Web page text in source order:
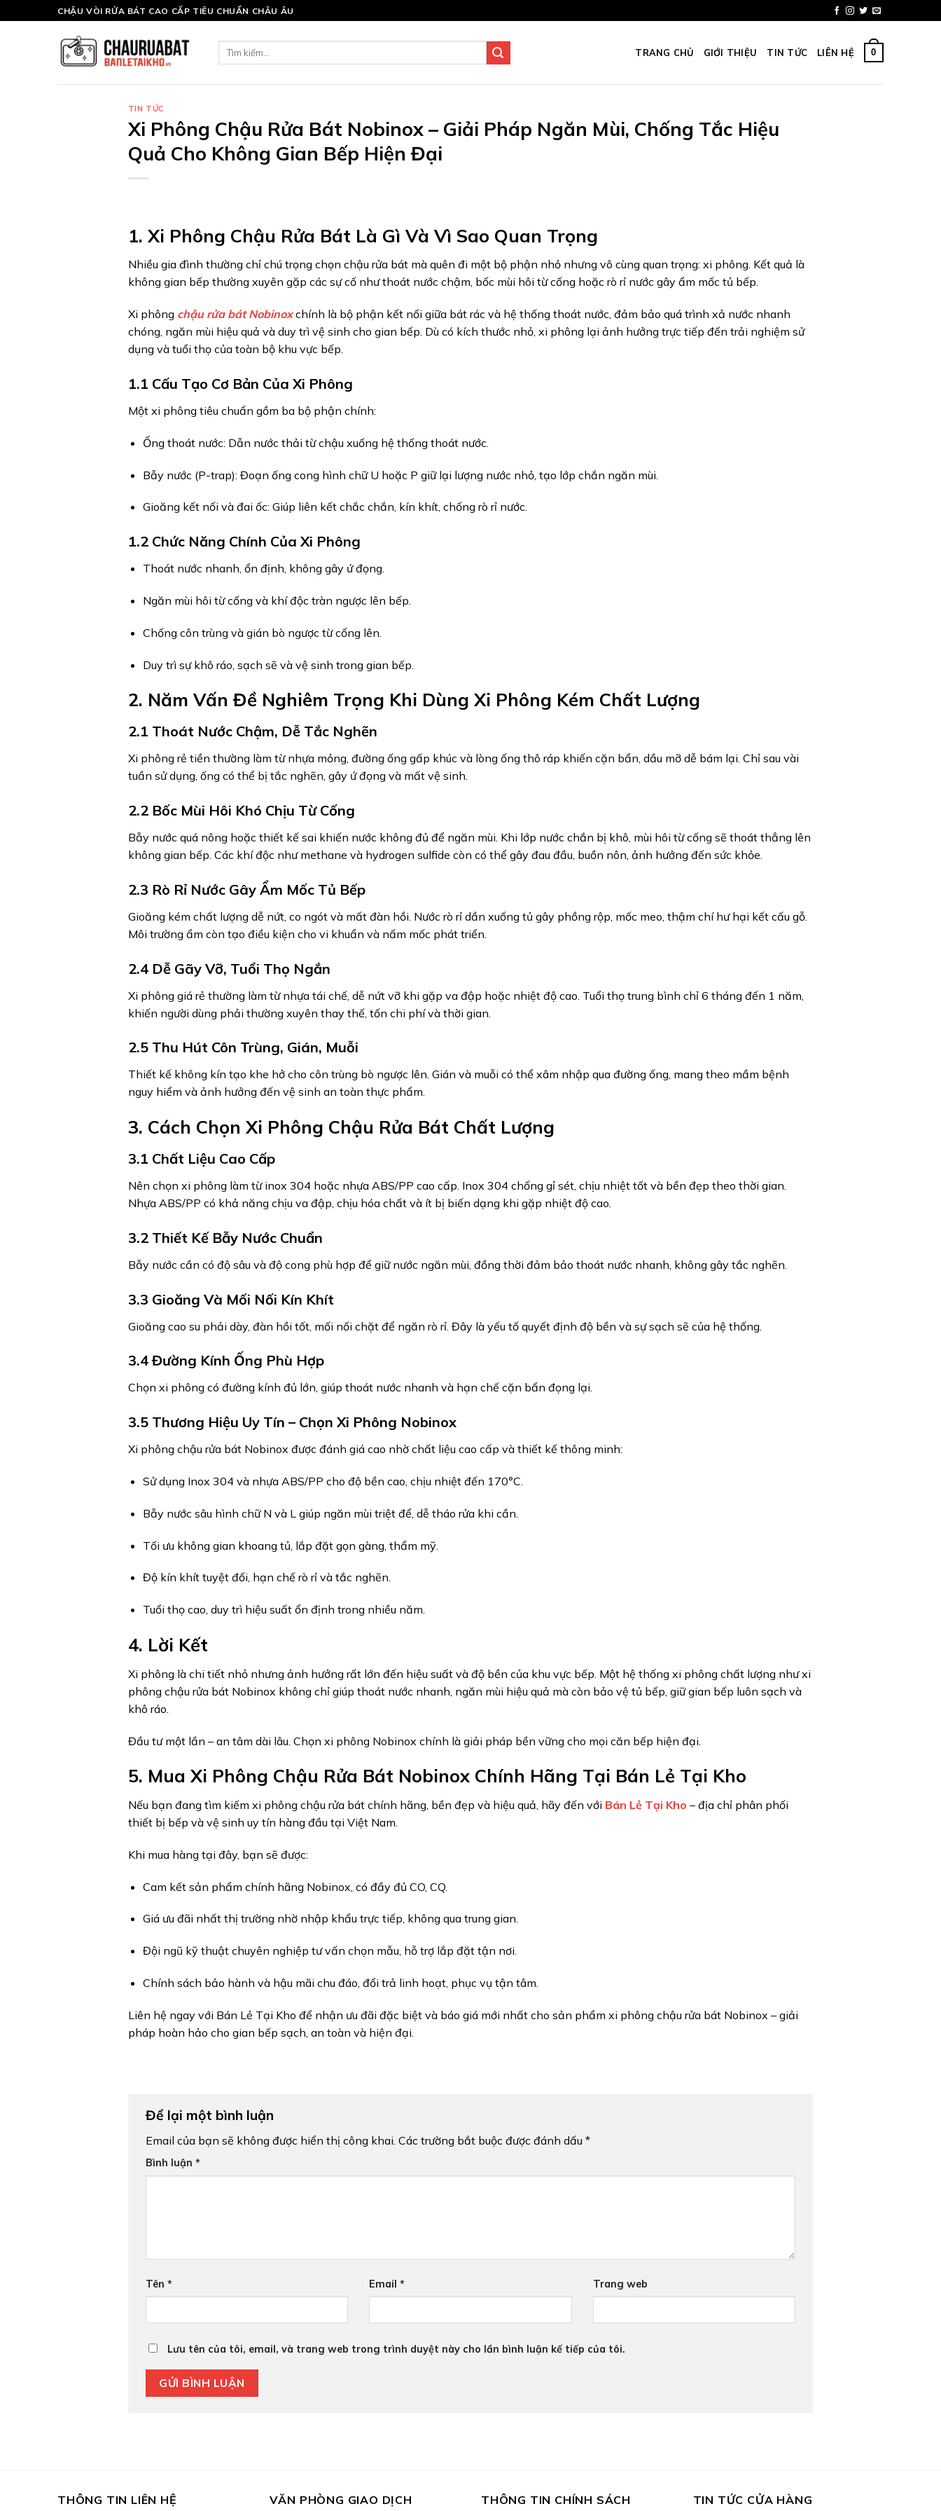
to
CHẬU VÒI RỬA BÁT CAO CẤP TIÊU CHUẨN CHÂU ÂU
Tìm
TRANG CHỦ GIỚI THIỆU TIN TỨC LIÊN HỆ 0
TIN TỨC
Xi Phông Chậu Rửa Bát Nobinox – Giải Pháp Ngăn Mùi, Chống Tắc Hiệu
Quả Cho Không Gian Bếp Hiện Đại
1. Xi Phông Chậu Rửa Bát Là Gì Và Vì Sao Quan Trọng
Nhiều gia đình thường chỉ chú trọng chọn chậu rửa bát mà quên đi một bộ phận nhỏ nhưng vô cùng quan trọng: xi phông. Kết quả là
không gian bếp thường xuyên gặp các sự cố như thoát nước chậm, bốc mùi hôi từ cống hoặc rò rỉ nước gây ẩm mốc tủ bếp.
Xi phông chậu rửa bát Nobinoxchính là bộ phận kết nối giữa bát rác và hệ thống thoát nước, đảm bảo quá trình xả nước nhanh
chóng, ngăn mùi hiệu quả và duy trì vệ sinh cho gian bếp. Dù có kích thước nhỏ, xi phông lại ảnh hưởng trực tiếp đến trải nghiệm sử
dụng và tuổi thọ của toàn bộ khu vực bếp.
1.1 Cấu Tạo Cơ Bản Của Xi Phông
Một xi phông tiêu chuẩn gồm ba bộ phận chính:
Ống thoát nước: Dẫn nước thải từ chậu xuống hệ thống thoát nước.
Bẫy nước (P-trap): Đoạn ống cong hình chữ U hoặc P giữ lại lượng nước nhỏ, tạo lớp chắn ngăn mùi.
Gioăng kết nối và đai ốc: Giúp liên kết chắc chắn, kín khít, chống rò rỉ nước.
1.2 Chức Năng Chính Của Xi Phông
Thoát nước nhanh, ổn định, không gây ứ đọng.
Ngăn mùi hôi từ cống và khí độc tràn ngược lên bếp.
Chống côn trùng và gián bò ngược từ cống lên.
Duy trì sự khô ráo, sạch sẽ và vệ sinh trong gian bếp.
2. Năm Vấn Đề Nghiêm Trọng Khi Dùng Xi Phông Kém Chất Lượng
2.1 Thoát Nước Chậm, Dễ Tắc Nghẽn
Xi phông rẻ tiền thường làm từ nhựa mỏng, đường ống gấp khúc và lòng ống thô ráp khiến cặn bẩn, dầu mỡ dễ bám lại. Chỉ sau vài
tuần sử dụng, ống có thể bị tắc nghẽn, gây ứ đọng và mất vệ sinh.
2.2 Bốc Mùi Hôi Khó Chịu Từ Cống
Bẫy nước quá nông hoặc thiết kế sai khiến nước không đủ để ngăn mùi. Khi lớp nước chắn bị khô, mùi hôi từ cống sẽ thoát thẳng lên
không gian bếp. Các khí độc như methane và hydrogen sulfide còn có thể gây đau đầu, buồn nôn, ảnh hưởng đến sức khỏe.
2.3 Rò Rỉ Nước Gây Ẩm Mốc Tủ Bếp
Gioăng kém chất lượng dễ nứt, co ngót và mất đàn hồi. Nước rò rỉ dần xuống tủ gây phồng rộp, mốc meo, thậm chí hư hại kết cấu gỗ.
Môi trường ẩm còn tạo điều kiện cho vi khuẩn và nấm mốc phát triển.
2.4 Dễ Gãy Vỡ, Tuổi Thọ Ngắn
Xi phông giá rẻ thường làm từ nhựa tái chế, dễ nứt vỡ khi gặp va đập hoặc nhiệt độ cao. Tuổi thọ trung bình chỉ 6 tháng đến 1 năm,
khiến người dùng phải thường xuyên thay thế, tốn chi phí và thời gian.
2.5 Thu Hút Côn Trùng, Gián, Muỗi
Thiết kế không kín tạo khe hở cho côn trùng bò ngược lên. Gián và muỗi có thể xâm nhập qua đường ống, mang theo mầm bệnh
nguy hiểm và ảnh hưởng đến vệ sinh an toàn thực phẩm.
3. Cách Chọn Xi Phông Chậu Rửa Bát Chất Lượng
3.1 Chất Liệu Cao Cấp
Nên chọn xi phông làm từ inox 304 hoặc nhựa ABS/PP cao cấp. Inox 304 chống gỉ sét, chịu nhiệt tốt và bền đẹp theo thời gian.
Nhựa ABS/PP có khả năng chịu va đập, chịu hóa chất và ít bị biến dạng khi gặp nhiệt độ cao.
3.2 Thiết Kế Bẫy Nước Chuẩn
Bẫy nước cần có độ sâu và độ cong phù hợp để giữ nước ngăn mùi, đồng thời đảm bảo thoát nước nhanh, không gây tắc nghẽn.
3.3 Gioăng Và Mối Nối Kín Khít
Gioăng cao su phải dày, đàn hồi tốt, mối nối chặt để ngăn rò rỉ. Đây là yếu tố quyết định độ bền và sự sạch sẽ của hệ thống.
3.4 Đường Kính Ống Phù Hợp
Chọn xi phông có đường kính đủ lớn, giúp thoát nước nhanh và hạn chế cặn bẩn đọng lại.
3.5 Thương Hiệu Uy Tín – Chọn Xi Phông Nobinox
Xi phông chậu rửa bát Nobinox được đánh giá cao nhờ chất liệu cao cấp và thiết kế thông minh:
Sử dụng Inox 304 và nhựa ABS/PP cho độ bền cao, chịu nhiệt đến 170°C.
Bẫy nước sâu hình chữ N và L giúp ngăn mùi triệt để, dễ tháo rửa khi cần.
Tối ưu không gian khoang tủ, lắp đặt gọn gàng, thẩm mỹ.
Độ kín khít tuyệt đối, hạn chế rò rỉ và tắc nghẽn.
Tuổi thọ cao, duy trì hiệu suất ổn định trong nhiều năm.
4. Lời Kết
Xi phông là chi tiết nhỏ nhưng ảnh hưởng rất lớn đến hiệu suất và độ bền của khu vực bếp. Một hệ thống xi phông chất lượng như xi
phông chậu rửa bát Nobinox không chỉ giúp thoát nước nhanh, ngăn mùi hiệu quả mà còn bảo vệ tủ bếp, giữ gian bếp luôn sạch và
khô ráo.
Đầu tư một lần – an tâm dài lâu. Chọn xi phông Nobinox chính là giải pháp bền vững cho mọi căn bếp hiện đại.
5. Mua Xi Phông Chậu Rửa Bát Nobinox Chính Hãng Tại Bán Lẻ Tại Kho
Nếu bạn đang tìm kiếm xi phông chậu rửa bát chính hãng, bền đẹp và hiệu quả, hãy đến với Bán Lẻ Tại Kho – địa chỉ phân phối
thiết bị bếp và vệ sinh uy tín hàng đầu tại Việt Nam.
Khi mua hàng tại đây, bạn sẽ được:
Cam kết sản phẩm chính hãng Nobinox, có đầy đủ CO, CQ.
Giá ưu đãi nhất thị trường nhờ nhập khẩu trực tiếp, không qua trung gian.
Đội ngũ kỹ thuật chuyên nghiệp tư vấn chọn mẫu, hỗ trợ lắp đặt tận nơi.
Chính sách bảo hành và hậu mãi chu đáo, đổi trả linh hoạt, phục vụ tận tâm.
Liên hệ ngay với Bán Lẻ Tại Kho để nhận ưu đãi đặc biệt và báo giá mới nhất cho sản phẩm xi phông chậu rửa bát Nobinox – giải
pháp hoàn hảo cho gian bếp sạch, an toàn và hiện đại.
Để lại một bình luận
Email của bạn sẽ không được hiển thị công khai. Các trường bắt buộc được đánh dấu *
Bình luận *
Tên * Email* Trang web
Lưu tên của tôi, email, và trang web trong trình duyệt này cho lần bình luận kế tiếp của tôi.
THÔNG TIN LIÊN HỆ VĂN PHÒNG GIAO DỊCH THÔNG TIN CHÍNH SÁCH TIN TỨC CỬA HÀNG